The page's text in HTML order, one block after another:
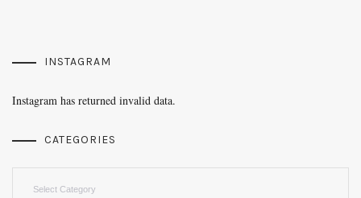
INSTAGRAM
Instagram has returned invalid data.
CATEGORIES